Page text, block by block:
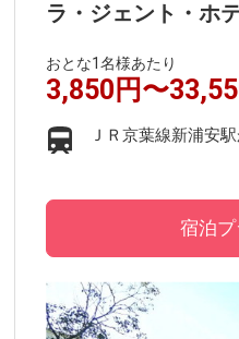
ラ・ジェント・ホ
おとな1名様あたり
3,850円〜
ＪＲ京葉線新浦安
宿泊